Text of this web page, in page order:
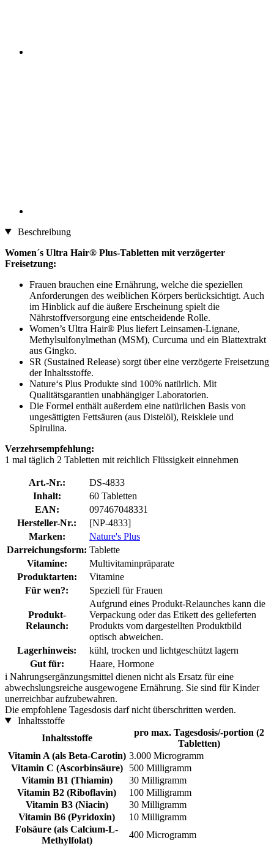
Beschreibung
Women´s Ultra Hair® Plus-Tabletten mit verzögerter
Freisetzung:
Frauen brauchen eine Ernährung, welche die speziellen
Anforderungen des weiblichen Körpers berücksichtigt. Auch
im Hinblick auf die äußere Erscheinung spielt die
Nährstoffversorgung eine entscheidende Rolle.
Women’s Ultra Hair® Plus liefert Leinsamen-Lignane,
Methylsulfonylmethan (MSM), Curcuma und ein Blattextrakt
aus Gingko.
SR (Sustained Release) sorgt über eine verzögerte Freisetzung
der Inhaltsstoffe.
Nature‘s Plus Produkte sind 100% natürlich. Mit
Qualitätsgarantien unabhängiger Laboratorien.
Die Formel enthält außerdem eine natürlichen Basis von
ungesättigten Fettsäuren (aus Distelöl), Reiskleie und
Spirulina.
Verzehrsempfehlung:
1 mal täglich 2 Tabletten mit reichlich Flüssigkeit einnehmen
Art.-Nr.:
DS-4833
Inhalt:
60 Tabletten
EAN:
097467048331
Hersteller-Nr.:
[NP-4833]
Marken:
Nature's Plus
Darreichungsform: Tablette
Vitamine:
Multivitaminpräparate
Produktarten:
Vitamine
Für wen?:
Speziell für Frauen
Produkt-
Relaunch:
Aufgrund eines Produkt-Relaunches kann die
Verpackung oder das Etikett des gelieferten
Produkts vom dargestellten Produktbild
optisch abweichen.
Lagerhinweis:
kühl, trocken und lichtgeschützt lagern
Gut für:
Haare, Hormone
i Nahrungsergänzungsmittel dienen nicht als Ersatz für eine
abwechslungsreiche ausgewogene Ernährung. Sie sind für Kinder
unerreichbar aufzubewahren.
Die empfohlene Tagesdosis darf nicht überschritten werden.
Inhaltsstoffe
Inhaltsstoffe
pro max. Tagesdosis/-portion (2
Tabletten)
Vitamin A (als Beta-Carotin) 3.000 Microgramm
Vitamin C (Ascorbinsäure)
500 Milligramm
Vitamin B1 (Thiamin)
30 Milligramm
Vitamin B2 (Riboflavin)
100 Milligramm
Vitamin B3 (Niacin)
30 Milligramm
Vitamin B6 (Pyridoxin)
10 Milligramm
Folsäure (als Calcium-L-
Methylfolat)
400 Microgramm